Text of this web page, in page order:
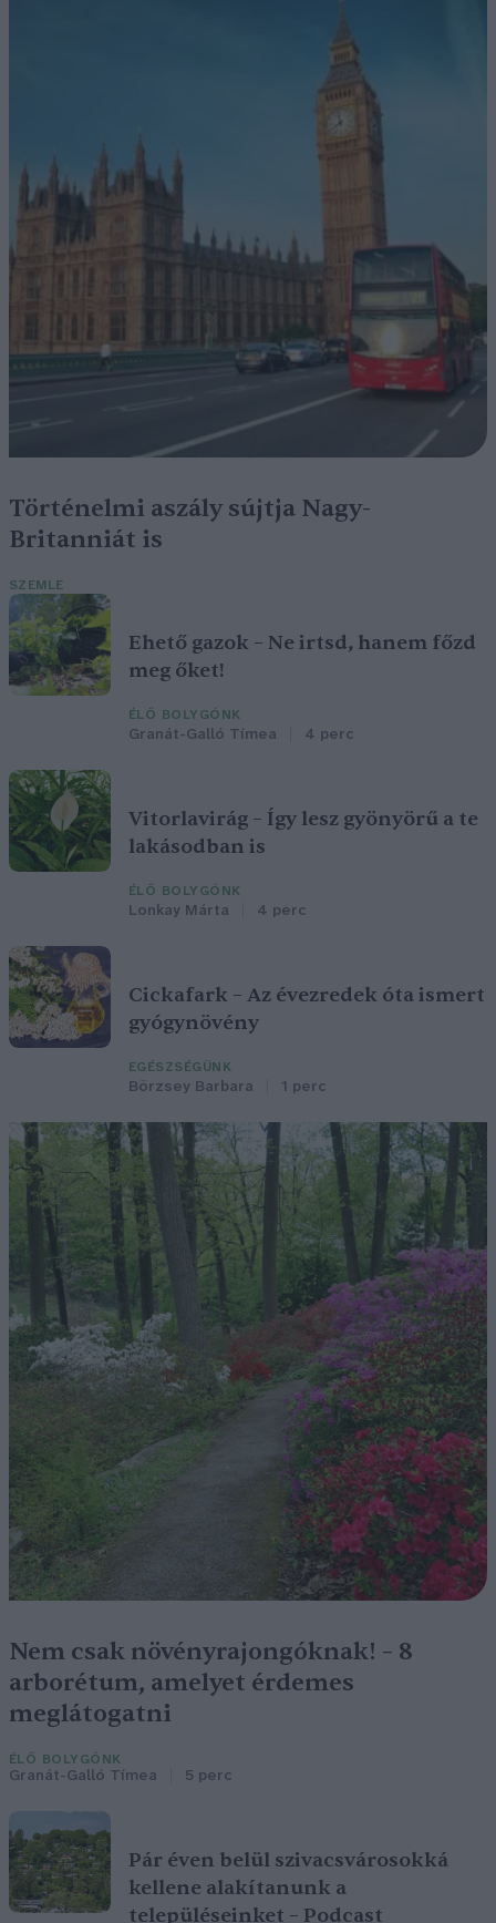
Történelmi aszály sújtja Nagy-
Britanniát is
SZEMLE
Ehető gazok – Ne irtsd, hanem főzd
meg őket!
ÉLŐ BOLYGÓNK
Granát-Galló Tímea 4 perc
Vitorlavirág – Így lesz gyönyörű a te
lakásodban is
ÉLŐ BOLYGÓNK
Lonkay Márta 4 perc
Cickafark – Az évezredek óta ismert
gyógynövény
EGÉSZSÉGÜNK
Börzsey Barbara 1 perc
Nem csak növényrajongóknak! – 8
arborétum, amelyet érdemes
meglátogatni
ÉLŐ BOLYGÓNK
Granát-Galló Tímea 5 perc
Pár éven belül szivacsvárosokká
kellene alakítanunk a
településeinket – Podcast